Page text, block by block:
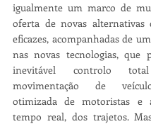
igualmente um marco de
oferta de novas alternativas
eficazes, acompanhadas de
nas novas tecnologias, que
inevitável controlo
movimentação de
otimizada de motoristas e
tempo real, dos trajetos.